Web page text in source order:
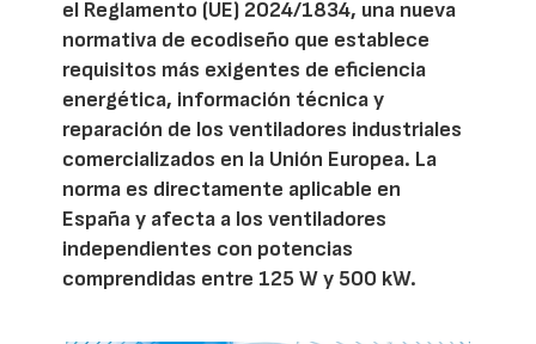
el Reglamento (UE) 2024/1834, una nueva
normativa de ecodiseño que establece
requisitos más exigentes de eficiencia
energética, información técnica y
reparación de los ventiladores industriales
comercializados en la Unión Europea. La
norma es directamente aplicable en
España y afecta a los ventiladores
independientes con potencias
comprendidas entre 125 W y 500 kW.